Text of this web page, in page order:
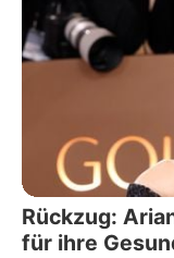
Rückzug:
für ihre